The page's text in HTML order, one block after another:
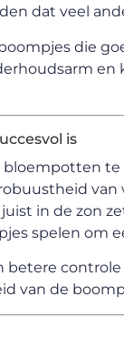
dat veel
die
is
in de zon
spelen om
betere
van de